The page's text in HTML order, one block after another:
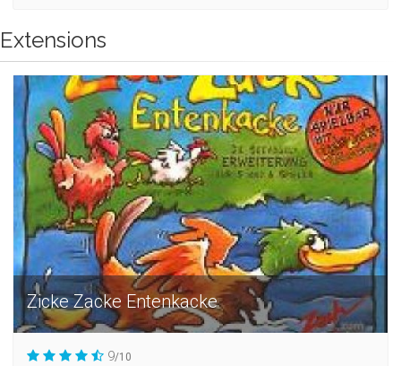
Extensions
Zicke Zacke Entenkacke
9/10